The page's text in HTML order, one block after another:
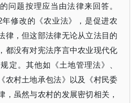
问题按理应当由法律来回答。
修改的《农业法》，是促进农
律，但这部法律无论从立法目的
都没有对宪法序言中农业现代化
定。其他如《土地管理法》、
农村土地承包法》以及《村民委
，虽然与农村的发展密切相关，